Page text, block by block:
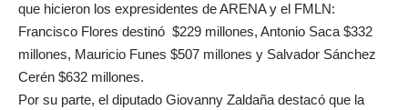
que hicieron los expresidentes de ARENA y el FMLN:
Francisco Flores destinó $229 millones, Antonio Saca $332
millones, Mauricio Funes $507 millones y Salvador Sánchez
Cerén $632 millones.
Por su parte, el diputado Giovanny Zaldaña destacó que la